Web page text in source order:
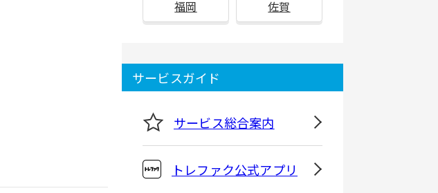
福岡 佐賀
サービスガイド
サービス総合案内
トレファク公式アプリ